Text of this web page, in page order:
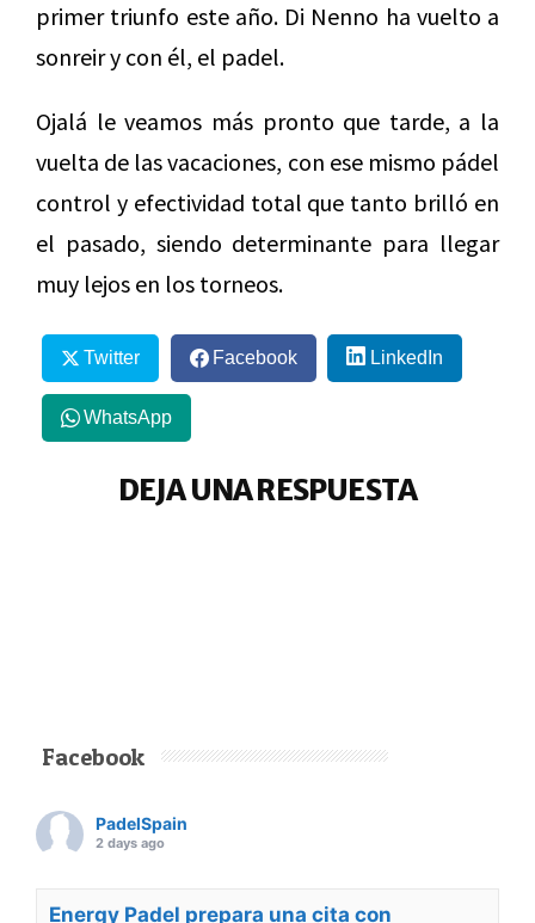
primer triunfo este año. Di Nenno ha vuelto a
sonreir y con él, el padel.
Ojalá le veamos más pronto que tarde, a la
vuelta de las vacaciones, con ese mismo pádel
control y efectividad total que tanto brilló en
el pasado, siendo determinante para llegar
muy lejos en los torneos.
Twitter Facebook LinkedIn
WhatsApp
DEJA UNA RESPUESTA
Facebook
PadelSpain
2 days ago
Energy Padel prepara una cita con